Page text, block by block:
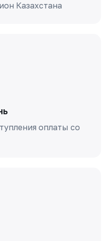
Казахстана
оплаты со